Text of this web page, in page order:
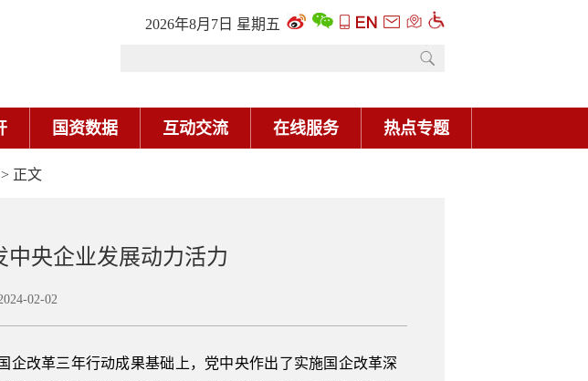
2026年8月7日 星期五
国资数据 互动交流 在线服务 热点专题
> 正文
中央企业发展动力活力
02-02
改革三年行动成果基础上，党中央作出了实施国企改革深